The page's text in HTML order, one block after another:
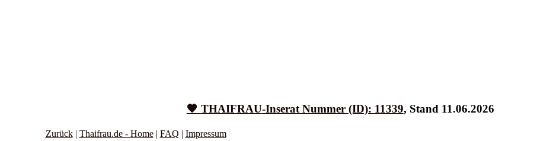
🧡 THAIFRAU-Inserat Nummer (ID): 11339, Stand 11.06.2026
Zurück| Thaifrau.de - Home| FAQ | Impressum